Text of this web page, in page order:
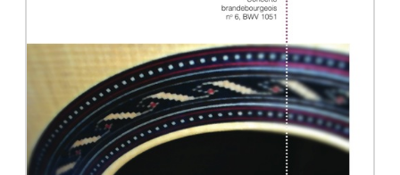
AUTRES PRODUITS